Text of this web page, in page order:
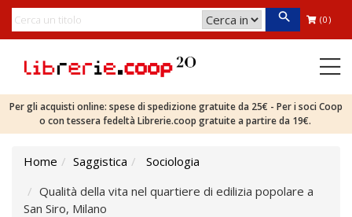
(0)
Per gli acquisti online: spese di spedizione gratuite da 25€ - Per i soci Coop
o con tessera fedeltà Librerie.coop gratuite a partire da 19€.
Home Saggistica
Sociologia
Qualità della vita nel quartiere di edilizia popolare a
San Siro, Milano